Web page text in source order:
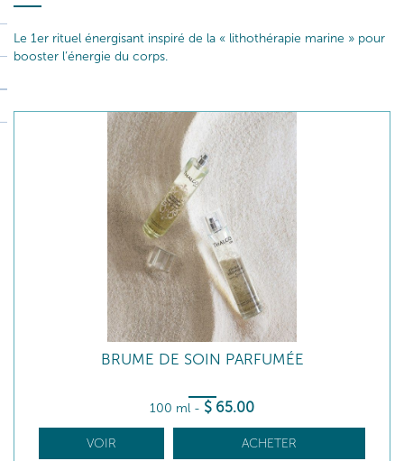
Le 1er rituel énergisant inspiré de la « lithothérapie marine » pour
booster l’énergie du corps.
BRUME DE SOIN PARFUMÉE
100 ml - $ 65.00
VOIR ACHETER